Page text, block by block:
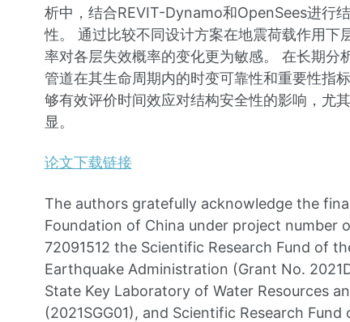
析中，结合REVIT-Dynamo和OpenSees进行
性。 通过比较不同设计方案在地震荷载作用下
率对各层失效概率的变化更为敏感。 在长期分
管道在其生命周期内的时变可靠性和重要性指
够有效评价时间效应对结构安全性的影响，尤
显。
论文下载链接
The authors gratefully acknowledge the
Foundation of China under project number
72091512 the Scientific Research Fund of
Earthquake Administration (Grant No.
State Key Laboratory of Water Resources
(2021SGG01), and Scientific Research